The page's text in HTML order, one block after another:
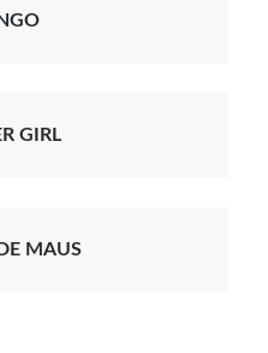
GIRL
MAUS